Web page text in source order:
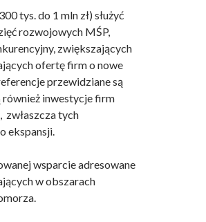
tys. do 1 mln zł) służyć
rozwojowych MŚP,
zwiększających
ofertę firm o nowe
przewidziane są
inwestycje firm
zwłaszcza tych
ekspansji.
wsparcie adresowane
w obszarach